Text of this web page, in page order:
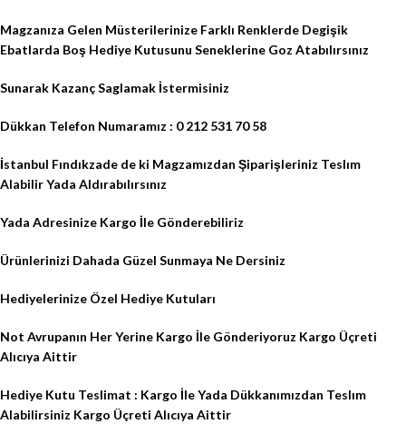
Magzanıza Gelen Müsterilerinize Farklı Renklerde Degişik
Ebatlarda Boş Hediye Kutusunu Seneklerine Goz Atabılırsınız
Sunarak Kazanç Saglamak İstermisiniz
Dükkan Telefon Numaramız : 0 212 531 70 58
İstanbul Fındıkzade de ki Magzamızdan Şiparişleriniz Teslım
Alabilir Yada Aldırabılırsınız
Yada Adresinize Kargo İle Gönderebiliriz
Ürünlerinizi Dahada Güzel Sunmaya Ne Dersiniz
Hediyelerinize Özel Hediye Kutuları
Not Avrupanın Her Yerine Kargo İle Gönderiyoruz Kargo Üçreti
Alıcıya Aittir
Hediye Kutu Teslimat : Kargo İle Yada Dükkanımızdan Teslım
Alabilirsiniz Kargo Üçreti Alıcıya Aittir